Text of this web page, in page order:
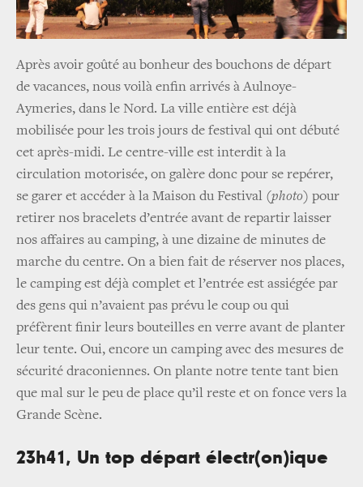
Après avoir goûté au bonheur des bouchons de départ
de vacances, nous voilà enfin arrivés à Aulnoye-
Aymeries, dans le Nord. La ville entière est déjà
mobilisée pour les trois jours de festival qui ont débuté
cet après-midi. Le centre-ville est interdit à la
circulation motorisée, on galère donc pour se repérer,
se garer et accéder à la Maison du Festival (photo) pour
retirer nos bracelets d’entrée avant de repartir laisser
nos affaires au camping, à une dizaine de minutes de
marche du centre. On a bien fait de réserver nos places,
le camping est déjà complet et l’entrée est assiégée par
des gens qui n’avaient pas prévu le coup ou qui
préfèrent finir leurs bouteilles en verre avant de planter
leur tente. Oui, encore un camping avec des mesures de
sécurité draconiennes. On plante notre tente tant bien
que mal sur le peu de place qu’il reste et on fonce vers la
Grande Scène.
23h41, Un top départ électr(on)ique